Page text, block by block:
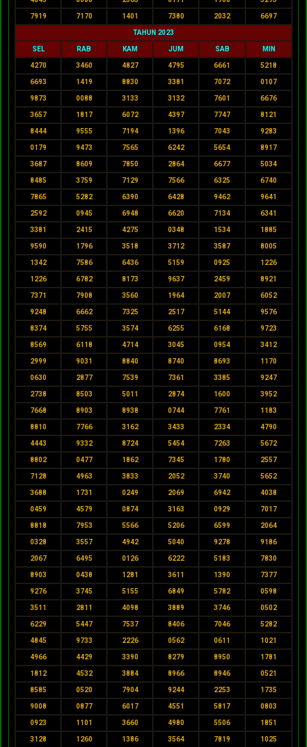
7919 7170 1401 7380 2032 6697
TAHUN 2023
SEL RAB KAM JUM SAB MIN
4270 3460 4827 4795 6661 5218
6693 1419 8830 3381 7072 0107
9873 0088 3133 3132 7601 6676
3657 1817 6072 4397 7747 8121
8444 9555 7194 1396 7043 9283
0179 9473 7565 6242 5654 8917
3687 8609 7850 2864 6677 5034
8485 3759 7129 7566 6325 6740
7865 5282 6390 6428 9462 9641
2592 0945 6948 6620 7134 6341
3381 2415 4275 0348 1534 1885
9590 1796 3518 3712 3587 8005
1342 7586 6436 5159 0925 1226
1226 6782 8173 9637 2459 8921
7371 7908 3560 1964 2007 6052
9248 6662 7325 2517 5144 9576
8374 5755 3574 6255 6168 9723
8569 6118 4714 3045 0954 3412
2999 9031 8840 8740 8693 1170
0630 2877 7539 7361 3385 9247
2738 8503 5011 2874 1600 3952
7668 8903 8938 0744 7761 1183
8810 7766 3162 3433 2334 4790
4443 9332 8724 5454 7263 5672
8802 0477 1862 7345 1780 2557
7128 4963 3833 2052 3740 5652
3688 1731 0249 2069 6942 4038
0459 4579 0874 3163 0929 7017
8818 7953 5566 5206 6599 2064
0328 3557 4942 5040 9278 9186
2067 6495 0126 6222 5183 7830
8903 0438 1281 3611 1390 7377
9276 3745 5155 6849 5782 0598
3511 2811 4098 3889 3746 0502
6229 5447 7537 8406 7046 5282
4845 9733 2226 0562 0611 1021
4966 4429 3390 8279 8950 1781
1812 4532 3884 8966 8946 0521
8585 0520 7904 9244 2253 1735
9008 0877 6017 4551 5817 0803
0923 1101 3660 4980 5506 1851
3128 1260 1386 3564 7819 1025